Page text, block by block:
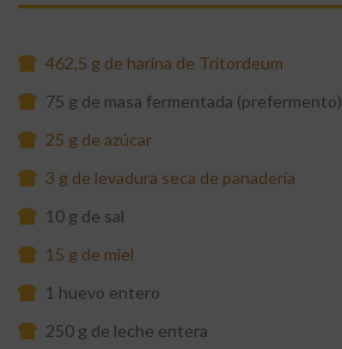
462,5 g de harina de Tritordeum
75 g de masa fermentada (prefermento)
25 g de azúcar
3 g de levadura seca de panadería
10 g de sal
15 g de miel
1 huevo entero
250 g de leche entera